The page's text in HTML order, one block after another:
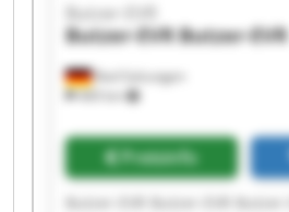
Bad Salzungen
469 km
Butzer-EVR
Butzer-EVRButzer-EVR
Preisinfo